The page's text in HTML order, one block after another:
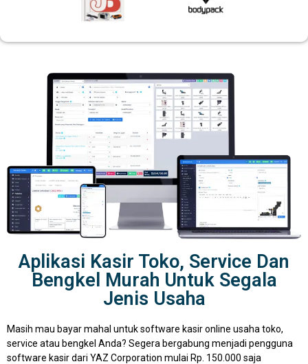
Aplikasi Kasir Toko, Service Dan
Bengkel Murah Untuk Segala
Jenis Usaha
Masih mau bayar mahal untuk software kasir online usaha toko,
service atau bengkel Anda? Segera bergabung menjadi pengguna
software kasir dari YAZ Corporation mulai Rp. 150.000 saja